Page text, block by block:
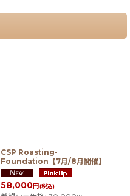
CSP Roasting-
Foundation【7月/8月開催】
58,000円(税込)